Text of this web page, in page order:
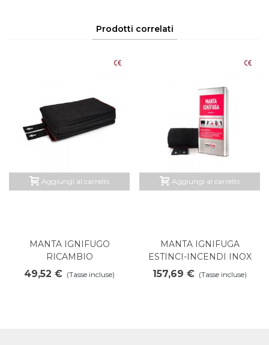
Prodotti correlati
Aggiungi al carrello
MANTA IGNIFUGO
RICAMBIO
49,52 € (Tasse incluse)
Aggiungi al carrello
MANTA IGNIFUGA
ESTINCI-INCENDI INOX
157,69 € (Tasse incluse)